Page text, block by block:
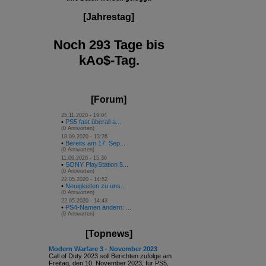
[Jahrestag]
Noch 293 Tage bis
kAo$-Tag.
[Forum]
25.11.2020 - 19:04
• PS5 fast überall a...
(0 Antworten)
18.09.2020 - 13:26
• Bereits am 17. Sep...
(0 Antworten)
11.06.2020 - 15:36
• SONY PlayStation 5...
(0 Antworten)
22.05.2020 - 14:52
• Neuigkeiten zu uns...
(0 Antworten)
22.05.2020 - 14:43
• PS4-Namen ändern: ...
(0 Antworten)
[Topnews]
Modern Warfare 3 - November 2023
Call of Duty 2023 soll Berichten zufolge am
Freitag, den 10. November 2023, für PS5,